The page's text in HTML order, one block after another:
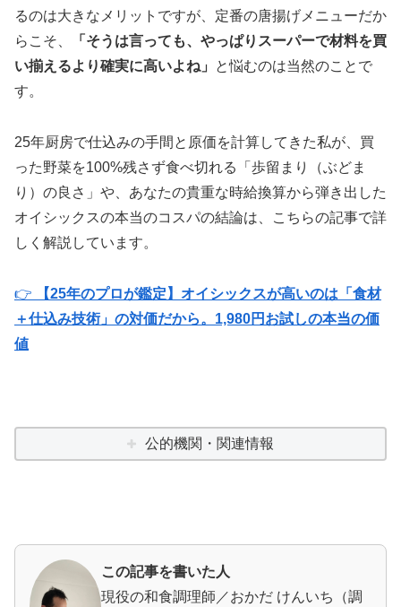
るのは大きなメリットですが、定番の唐揚げメニューだか
らこそ、
「そうは言っても、やっぱりスーパーで材料を買
い揃えるより確実に高いよね」
と悩むのは当然のことで
す。
25年厨房で仕込みの手間と原価を計算してきた私が、買
った野菜を100%残さず食べ切れる「歩留まり（ぶどま
り）の良さ」や、あなたの貴重な時給換算から弾き出した
オイシックスの本当のコスパの結論は、こちらの記事で詳
しく解説しています。
👉
【25年のプロが鑑定】オイシックスが高いのは「食材
＋仕込み技術」の対価だから。1,980円お試しの本当の価
値
公的機関・関連情報
この記事を書いた人
現役の和食調理師／おかだ けんいち（調